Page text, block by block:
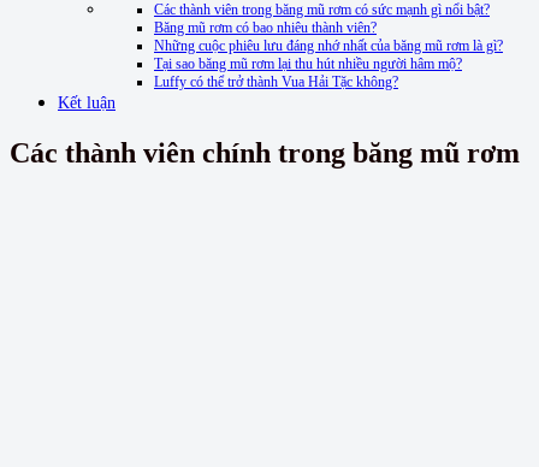
Các thành viên trong băng mũ rơm có sức mạnh gì nổi bật?
Băng mũ rơm có bao nhiêu thành viên?
Những cuộc phiêu lưu đáng nhớ nhất của băng mũ rơm là gì?
Tại sao băng mũ rơm lại thu hút nhiều người hâm mộ?
Luffy có thể trở thành Vua Hải Tặc không?
Kết luận
Các thành viên chính trong băng mũ rơm